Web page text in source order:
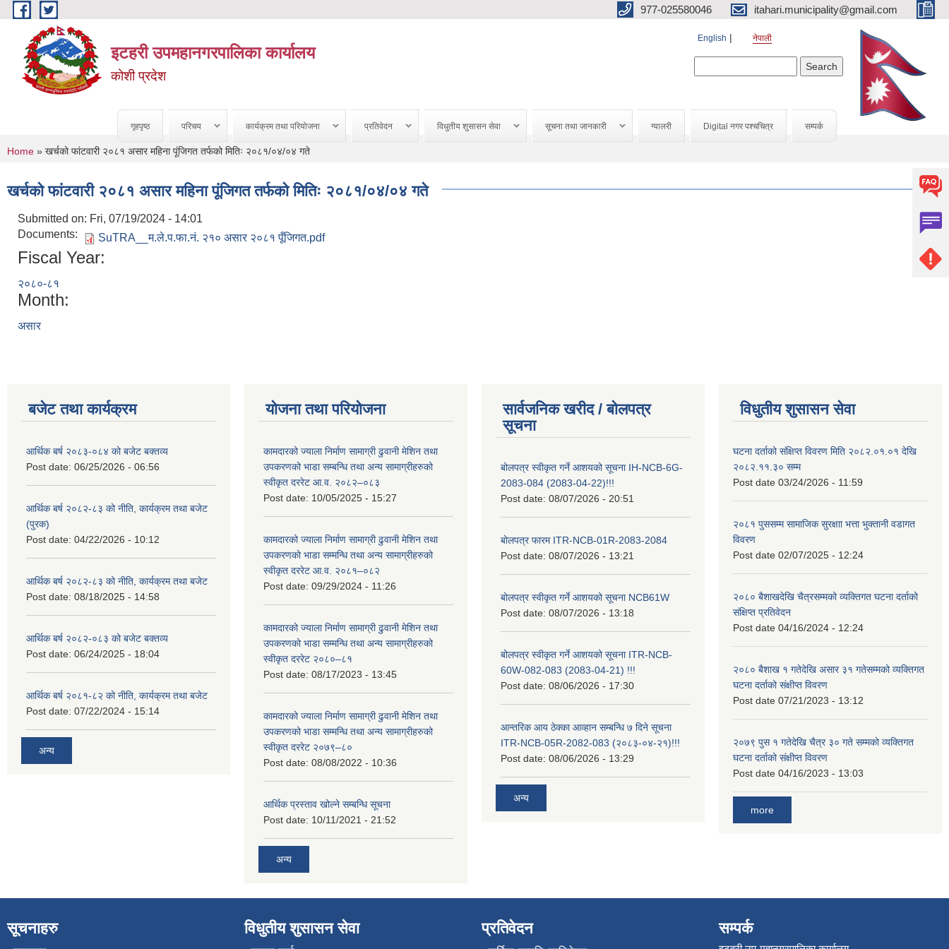
Skip to main content 977-025580046 itahari.municipality@gmail.com
इटहरी उपमहानगरपालिका कार्यालय
कोशी प्रदेश
English नेपाली
गृहपृष्ठ परिचय कार्यक्रम तथा परियोजना प्रतिवेदन विधुतीय शुसासन सेवा सूचना तथा जानकारी ग्यालरी Digital नगर पश्चचित्र सम्पर्क
You are here
Home » खर्चको फांटवारी २०८१ असार महिना पूंजिगत तर्फको मितिः २०८१/०४/०४ गते
खर्चको फांटवारी २०८१ असार महिना पूंजिगत तर्फको मितिः २०८१/०४/०४ गते
Submitted on: Fri, 07/19/2024 - 14:01
Documents:
SuTRA__म.ले.प.फा.नं. २१० असार २०८१ पूँजिगत.pdf
Fiscal Year:
२०८०-८१
Month:
असार
बजेट तथा कार्यक्रम
आर्थिक बर्ष २०८३-०८४ को बजेट बक्तव्य
Post date: 06/25/2026 - 06:56
आर्थिक बर्ष २०८२-८३ को नीति, कार्यक्रम तथा बजेट
(पुरक)
Post date: 04/22/2026 - 10:12
आर्थिक बर्ष २०८२-८३ को नीति, कार्यक्रम तथा बजेट
Post date: 08/18/2025 - 14:58
आर्थिक बर्ष २०८२-०८३ को बजेट बक्तव्य
Post date: 06/24/2025 - 18:04
आर्थिक बर्ष २०८१-८२ को नीति, कार्यक्रम तथा बजेट
Post date: 07/22/2024 - 15:14
अन्य
योजना तथा परियोजना
कामदारको ज्याला निर्माण सामाग्री ढुवानी मेशिन तथा
उपकरणको भाडा सम्बन्धि तथा अन्य सामाग्रीहरुको
स्वीकृत दररेट आ.व. २०८२–०८३
Post date: 10/05/2025 - 15:27
कामदारको ज्याला निर्माण सामाग्री ढुवानी मेशिन तथा
उपकरणको भाडा सम्मन्धि तथा अन्य सामाग्रीहरुको
स्वीकृत दररेट आ.व. २०८१–०८२
Post date: 09/29/2024 - 11:26
कामदारको ज्याला निर्माण सामाग्री ढुवानी मेशिन तथा
उपकरणको भाडा सम्मन्धि तथा अन्य सामाग्रीहरुको
स्वीकृत दररेट २०८०–८१
Post date: 08/17/2023 - 13:45
कामदारको ज्याला निर्माण सामाग्री ढुवानी मेशिन तथा
उपकरणको भाडा सम्मन्धि तथा अन्य सामाग्रीहरुको
स्वीकृत दररेट २०७९–८०
Post date: 08/08/2022 - 10:36
आर्थिक प्रस्ताव खोल्ने सम्बन्धि सूचना
Post date: 10/11/2021 - 21:52
अन्य
सार्वजनिक खरीद / बोलपत्र
सूचना
बोलपत्र स्वीकृत गर्ने आशयको सूचना IH-NCB-6G-
2083-084 (2083-04-22)!!!
Post date: 08/07/2026 - 20:51
बोलपत्र फारम ITR-NCB-01R-2083-2084
Post date: 08/07/2026 - 13:21
बोलपत्र स्वीकृत गर्ने आशयको सूचना NCB61W
Post date: 08/07/2026 - 13:18
बोलपत्र स्वीकृत गर्ने आशयको सूचना ITR-NCB-
60W-082-083 (2083-04-21) !!!
Post date: 08/06/2026 - 17:30
आन्तरिक आय ठेक्का आव्हान सम्बन्धि ७ दिने सूचना
ITR-NCB-05R-2082-083 (२०८३-०४-२१)!!!
Post date: 08/06/2026 - 13:29
अन्य
विधुतीय शुसासन सेवा
घटना दर्ताको संक्षिप्त विवरण मिति २०८२.०१.०१ देखि
२०८२.११.३० सम्म
Post date 03/24/2026 - 11:59
२०८१ पुससम्म सामाजिक सुरक्षाा भत्ता भुक्तानी वडागत
विवरण
Post date 02/07/2025 - 12:24
२०८० बैशाखदेखि चैत्रसम्मको व्यक्तिगत घटना दर्ताको
संक्षिप्त प्रतिवेदन
Post date 04/16/2024 - 12:24
२०८० बैशाख १ गतेदेखि असार ३१ गतेसम्मको व्यक्तिगत
घटना दर्ताको संक्षीप्त विवरण
Post date 07/21/2023 - 13:12
२०७९ पुस १ गतेदेखि चैत्र ३० गते सम्मको व्यक्तिगत
घटना दर्ताको संक्षीप्त विवरण
Post date 04/16/2023 - 13:03
more
सूचनाहरु विधुतीय शुसासन सेवा प्रतिवेदन सम्पर्क